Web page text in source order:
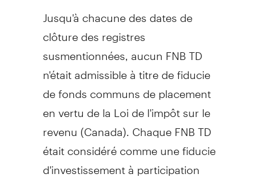
Jusqu'à chacune des dates de
clôture des registres
susmentionnées, aucun FNB TD
n'était admissible à titre de fiducie
de fonds communs de placement
en vertu de laLoi del'impôt sur le
revenu (Canada). Chaque FNB TD
était considéré comme une fiducie
d'investissement à participation